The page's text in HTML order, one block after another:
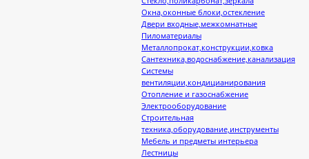
Окна,оконные блоки,остекление
Двери входные,межкомнатные
Пиломатериалы
Металлопрокат,конструкции,ковка
Сантехника,водоснабжение,канализация
Системы
вентиляции,кондицианирования
Отопление и газоснабжение
Электрооборудование
Строительная
техника,оборудование,инструменты
Мебель и предметы интерьера
Лестницы